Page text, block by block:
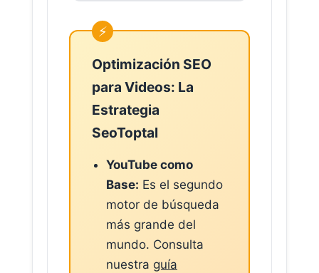
Optimización SEO
para Videos: La
Estrategia
SeoToptal
YouTube como
Base: Es el segundo
motor de búsqueda
más grande del
mundo. Consulta
nuestra guía